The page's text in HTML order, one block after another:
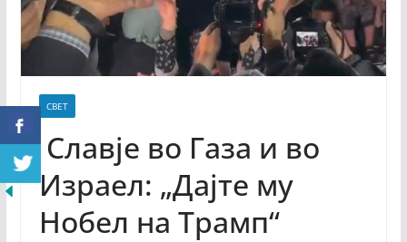
СВЕТ
Славје во Газа и во
Израел: „Дајте му
Нобел на Трамп“